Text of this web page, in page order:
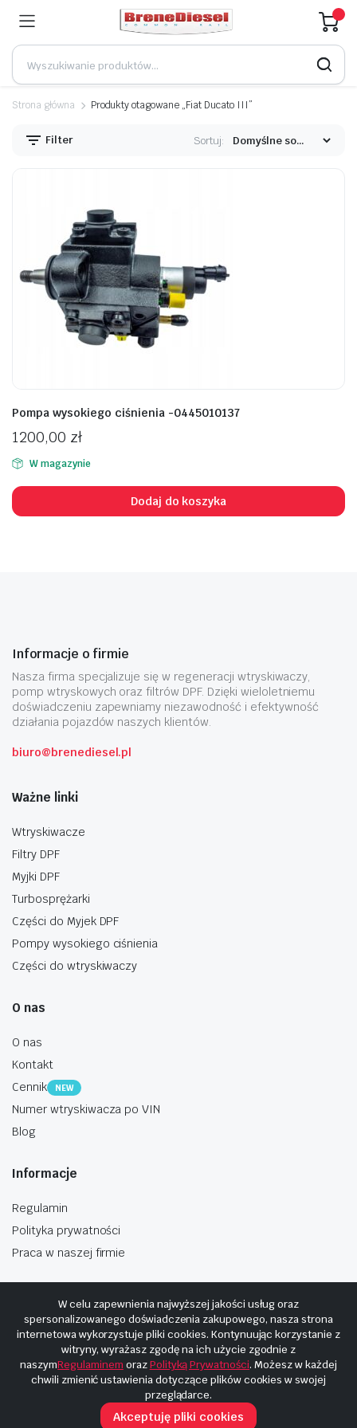
Strona główna Produkty otagowane „Fiat Ducato III”
Filter Sortuj:
Pompa wysokiego ciśnienia -0445010137
1200,00 zł
W magazynie
Dodaj do koszyka
Informacje o firmie
Nasza firma specjalizuje się w regeneracji wtryskiwaczy,
pomp wtryskowych oraz filtrów DPF. Dzięki wieloletniemu
doświadczeniu zapewniamy niezawodność i efektywność
działania pojazdów naszych klientów.
biuro@brenediesel.pl
Ważne linki
Wtryskiwacze
Filtry DPF
Myjki DPF
Turbosprężarki
Części do Myjek DPF
Pompy wysokiego ciśnienia
Części do wtryskiwaczy
O nas
O nas
Kontakt
Cennik
NEW
Numer wtryskiwacza po VIN
Blog
Informacje
Regulamin
Polityka prywatności
Praca w naszej firmie
Copyright © 2025 Hosting i budowa Cyberplaneta.pl
W celu zapewnienia najwyższej jakości usług oraz
spersonalizowanego doświadczenia zakupowego, nasza strona
internetowa wykorzystuje pliki cookies. Kontynuując korzystanie z
witryny, wyrażasz zgodę na ich użycie zgodnie z
naszymRegulaminem orazPolityką Prywatności. Możesz w każdej
chwili zmienić ustawienia dotyczące plików cookies w swojej
przeglądarce.
Akceptuję pliki cookies